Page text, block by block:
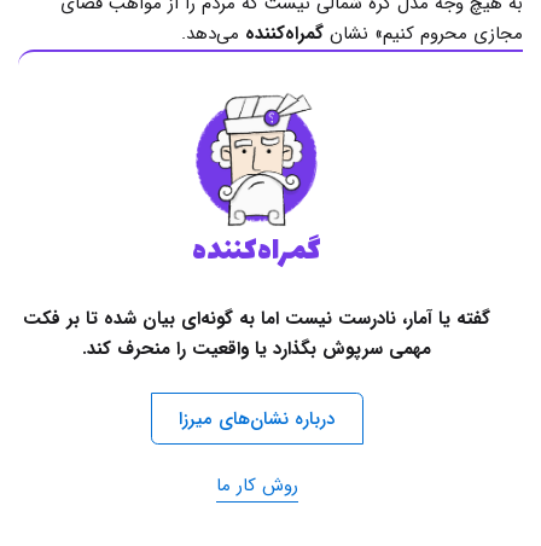
مجازی محروم کنیم» نشان گمراه‌کننده می‌دهد.
گمراه‌کننده
گفته یا آمار، نادرست نیست اما به گونه‌ای بیان شده تا بر فکت
مهمی سرپوش بگذارد یا واقعیت را منحرف کند.
درباره نشان‌های میرزا
روش کار ما